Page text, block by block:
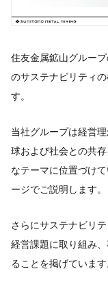
住友金属鉱山グルー
のサステナビリティ
す。
当社グループは経営
球および社会との共
なテーマに位置づけ
ージでご説明します。
さらにサステナビリ
経営課題に取り組み
ることを掲げています